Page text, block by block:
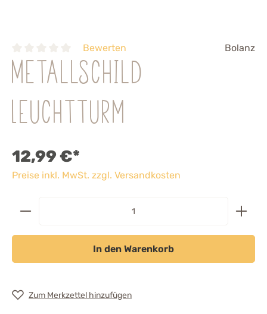
Bewerten Bolanz
Metallschild
Leuchtturm
12,99 €*
Preise inkl. MwSt. zzgl. Versandkosten
In den Warenkorb
Zum Merkzettel hinzufügen